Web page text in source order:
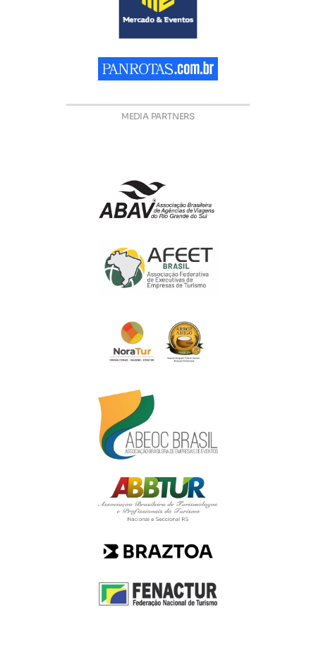
MEDIA PARTNERS